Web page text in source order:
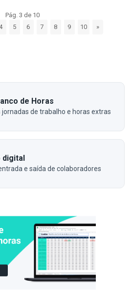
Pág. 3 de 10
4 5 6 7 8 9 10 »
de Horas
jornadas de trabalho e horas extras
digital
e saída de colaboradores